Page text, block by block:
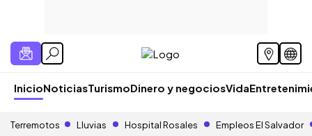
InicioNoticiasTurismoDinero y negociosVida
Terremotos Lluvias Hospital Rosales Empleos El Salvador